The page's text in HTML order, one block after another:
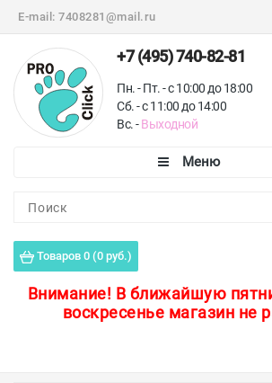
E-mail: 7408281@mail.ru
+7 (495) 740-82-81
Пн. - Пт. - с 10:00 до 18:00
Сб. - с 11:00 до 14:00
Вс. -Выходной
Товаров 0 (0 руб.)
Внимание! В ближайшую
воскресенье магазин не
Пороги для пола
Защитные уголки